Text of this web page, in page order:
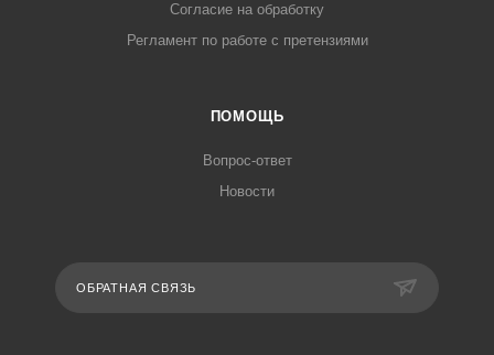
Согласие на обработку
Регламент по работе с претензиями
ПОМОЩЬ
Вопрос-ответ
Новости
ОБРАТНАЯ СВЯЗЬ